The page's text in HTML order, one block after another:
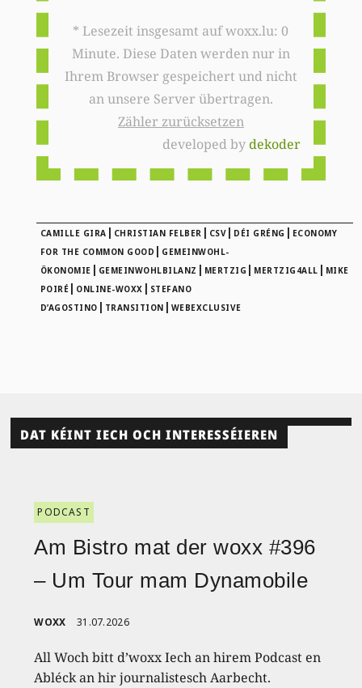
* Lesezeit insgesamt auf woxx.lu: 0
Minute. Diese Daten werden nur in
Ihrem Browser gespeichert und nicht
an unsere Server übertragen.
Zähler zurücksetzen
developed bydekoder
CAMILLE GIRA | CHRISTIAN FELBER | CSV | DÉI GRÉNG | ECONOMY
FOR THE COMMON GOOD | GEMEINWOHL-
ÖKONOMIE | GEMEINWOHLBILANZ | MERTZIG | MERTZIG4ALL | MIKE
POIRÉ | ONLINE-WOXX | STEFANO
D’AGOSTINO | TRANSITION | WEBEXCLUSIVE
DAT KÉINT IECH OCH INTERESSÉIEREN
PODCAST
Am Bistro mat der woxx #396
– Um Tour mam Dynamobile
WOXX 31.07.2026
All Woch bitt d’woxx Iech an hirem Podcast en
Abléck an hir journalistesch Aarbecht.